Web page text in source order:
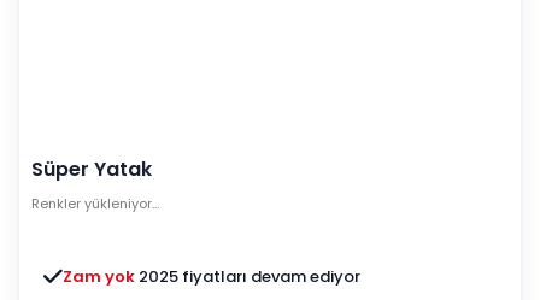
Süper Yatak
Renkler yükleniyor…
Zam yok 2025 fiyatları devam ediyor